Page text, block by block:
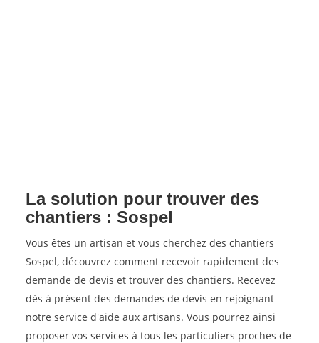
La solution pour trouver des
chantiers : Sospel
Vous êtes un artisan et vous cherchez des chantiers
Sospel, découvrez comment recevoir rapidement des
demande de devis et trouver des chantiers. Recevez
dès à présent des demandes de devis en rejoignant
notre service d'aide aux artisans. Vous pourrez ainsi
proposer vos services à tous les particuliers proches de